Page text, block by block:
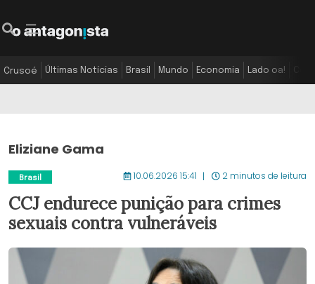
Crusoé Últimas Notícias Brasil Mundo Economia Lado oa!
Eliziane Gama
Brasil 10.06.2026 15:41 2 minutos de leitura
CCJ endurece punição para crimes
sexuais contra vulneráveis